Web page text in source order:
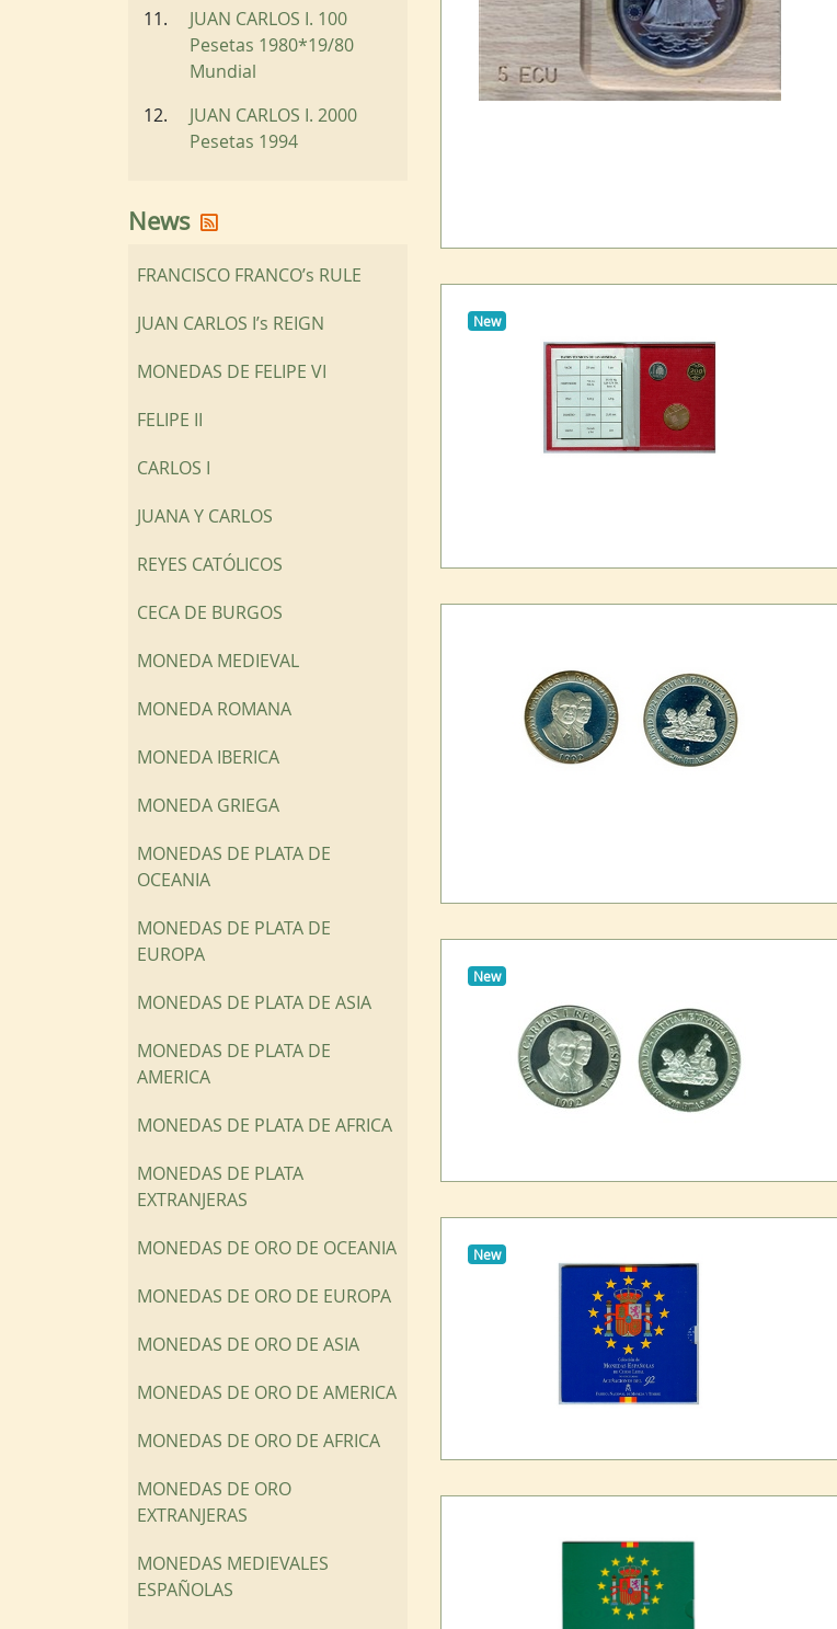
JUAN CARLOS I. 100
Pesetas 1980*19/80
Mundial
JUAN CARLOS I. 2000
Pesetas 1994
News
FRANCISCO FRANCO’s RULE
JUAN CARLOS I’s REIGN
MONEDAS DE FELIPE VI
FELIPE II
CARLOS I
JUANA Y CARLOS
REYES CATÓLICOS
CECA DE BURGOS
MONEDA MEDIEVAL
MONEDA ROMANA
MONEDA IBERICA
MONEDA GRIEGA
MONEDAS DE PLATA DE
OCEANIA
MONEDAS DE PLATA DE
EUROPA
MONEDAS DE PLATA DE ASIA
MONEDAS DE PLATA DE
AMERICA
MONEDAS DE PLATA DE AFRICA
MONEDAS DE PLATA
EXTRANJERAS
MONEDAS DE ORO DE OCEANIA
MONEDAS DE ORO DE EUROPA
MONEDAS DE ORO DE ASIA
MONEDAS DE ORO DE AMERICA
MONEDAS DE ORO DE AFRICA
MONEDAS DE ORO
EXTRANJERAS
MONEDAS MEDIEVALES
ESPAÑOLAS
New
New
New